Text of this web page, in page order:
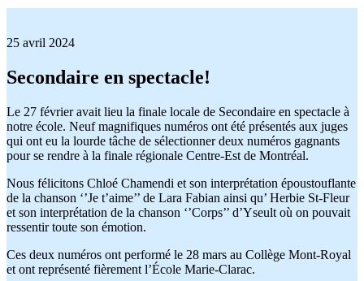
25 avril 2024
Secondaire en spectacle!
Le 27 février avait lieu la finale locale de Secondaire en spectacle à
notre école. Neuf magnifiques numéros ont été présentés aux juges
qui ont eu la lourde tâche de sélectionner deux numéros gagnants
pour se rendre à la finale régionale Centre-Est de Montréal.
Nous félicitons Chloé Chamendi et son interprétation époustouflante
de la chanson ‘’Je t’aime’’ de Lara Fabian ainsi qu’ Herbie St-Fleur
et son interprétation de la chanson ‘’Corps’’ d’Yseult où on pouvait
ressentir toute son émotion.
Ces deux numéros ont performé le 28 mars au Collège Mont-Royal
et ont représenté fièrement l’École Marie-Clarac.